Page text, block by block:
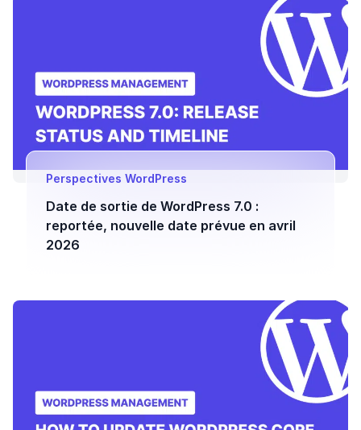
Perspectives WordPress
Date de sortie de WordPress 7.0 :
reportée, nouvelle date prévue en avril
2026